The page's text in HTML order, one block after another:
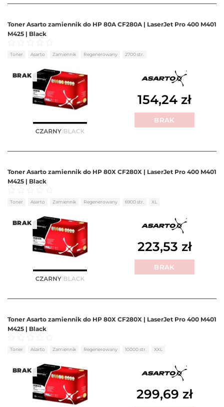
BRAK
Toner Asarto zamiennik do HP 80A CF280A | LaserJet Pro 400 M401
M425 | Black
Oceniono0 na 5
Toner Asarto Zamiennik Regenerowany 2700 str.
154,24 zł
BRAK
BRAK
Toner Asarto zamiennik do HP 80X CF280X | LaserJet Pro 400 M401
M425 | Black
Oceniono0 na 5
Toner Asarto Zamiennik Regenerowany 6900 str. XL
223,53 zł
BRAK
BRAK
Toner Asarto zamiennik do HP 80X CF280X | LaserJet Pro 400 M401
M425 | Black
Oceniono0 na 5
Toner Asarto Zamiennik Regenerowany 10000 str. XXL
299,69 zł